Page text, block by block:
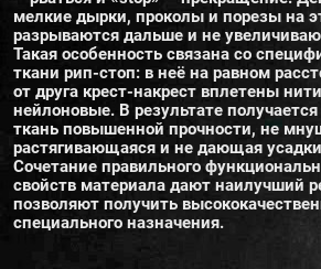
мелкие дырки, проколы и порезы на
разрываются дальше и не
Такая особенность связана со
ткани рип-стоп: в неё на равном
от друга крест-накрест вплетены
нейлоновые. В результате
ткань повышенной прочности, не
растягивающаяся и не дающая
Сочетание правильного
свойств материала дают наилучший
позволяют получить
специального назначения.